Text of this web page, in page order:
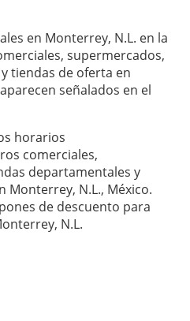
N.L. en la
supermercados,
tiendas de oferta en
señalados en el
horarios
comerciales,
departamentales y
Monterrey, N.L., México.
de descuento para
N.L.